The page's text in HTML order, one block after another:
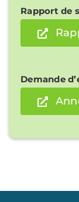
Rapport de
Demande